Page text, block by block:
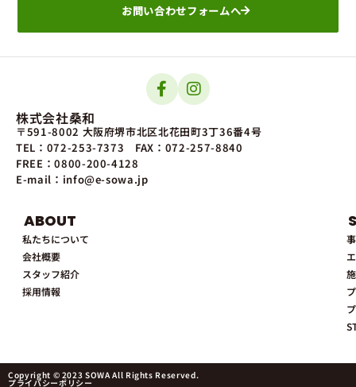
お問い合わせフォームへ
株式会社桑和
〒591-8002 大阪府堺市北区北花田町3丁36番4号
TEL：072-253-7373 FAX：072-257-8840
FREE：0800-200-4128
E-mail：info@e-sowa.jp
ABOUT
私たちについて
会社概要
スタッフ紹介
採用情報
Copyright © 2023 SOWA All Rights Reserved.
プライバシーポリシー